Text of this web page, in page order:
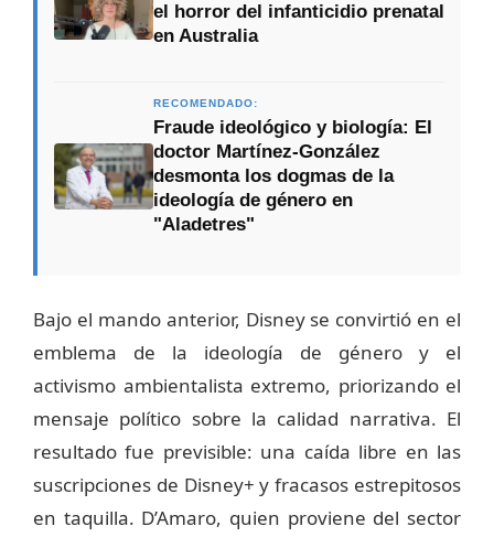
el horror del infanticidio prenatal
en Australia
RECOMENDADO:
Fraude ideológico y biología: El
doctor Martínez-González
desmonta los dogmas de la
ideología de género en
"Aladetres"
Bajo el mando anterior, Disney se convirtió en el
emblema de la ideología de género y el
activismo ambientalista extremo, priorizando el
mensaje político sobre la calidad narrativa. El
resultado fue previsible: una caída libre en las
suscripciones de Disney+ y fracasos estrepitosos
en taquilla. D’Amaro, quien proviene del sector